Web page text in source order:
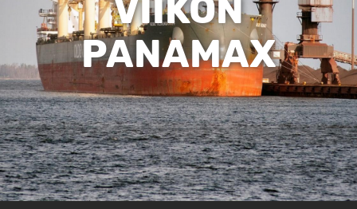
VIIKON
PANAMAX